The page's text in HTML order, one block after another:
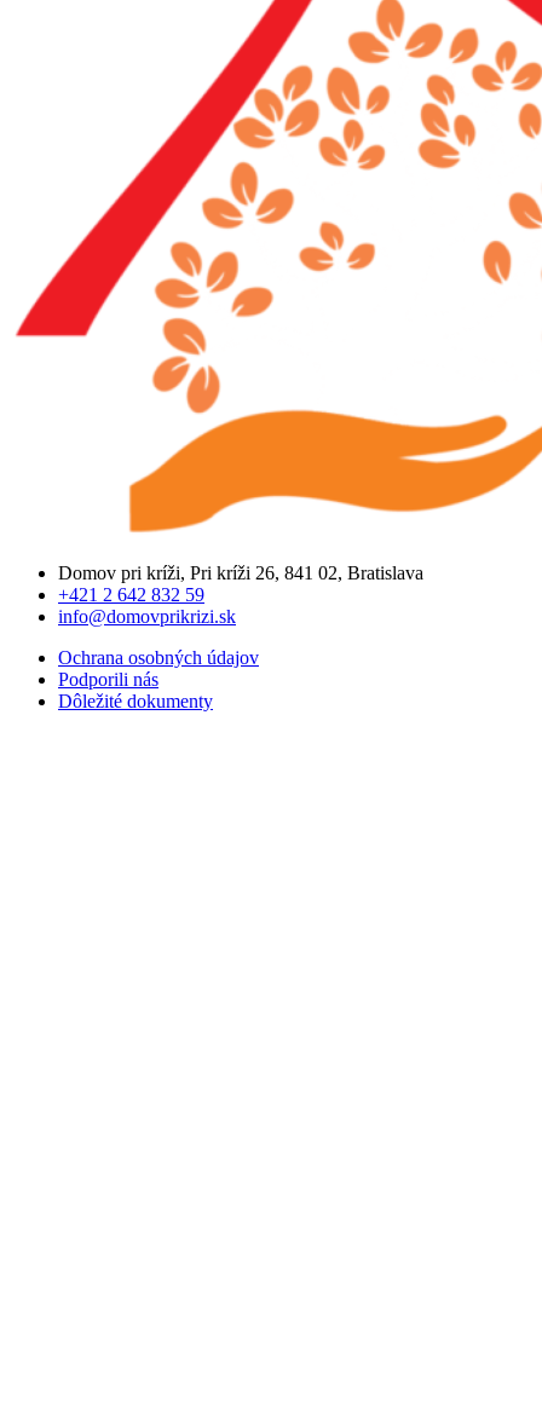
Domov pri kríži, Pri kríži 26, 841 02, Bratislava
+421 2 642 832 59
info@domovprikrizi.sk
Ochrana osobných údajov
Podporili nás
Dôležité dokumenty